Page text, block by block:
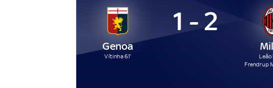
Genoa
Vítinha 61'
1 - 2
Leão
Frendrup